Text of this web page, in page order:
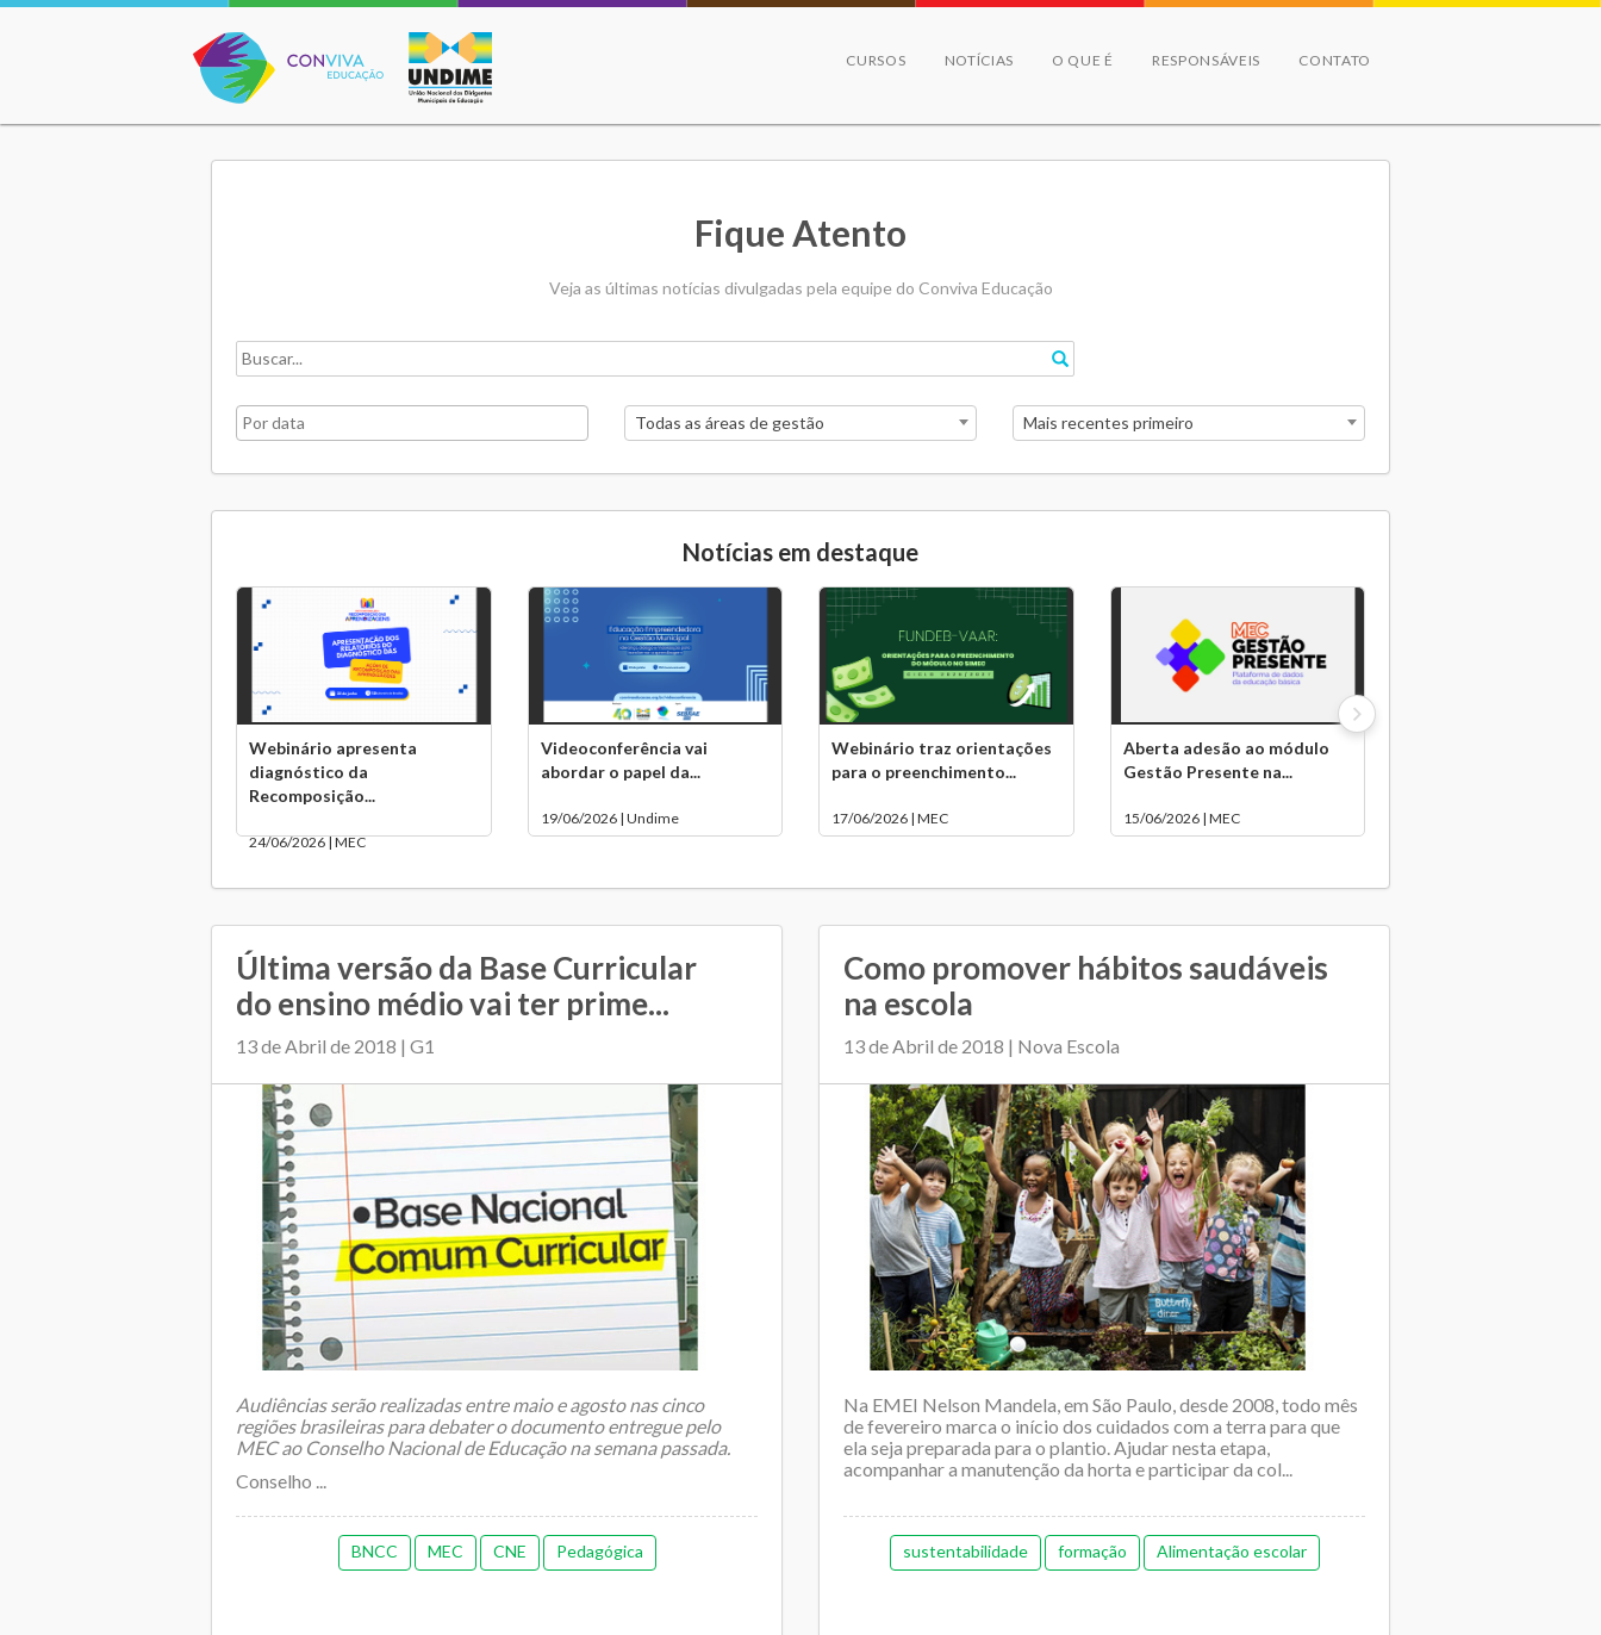
Conviva Educação
CURSOS NOTÍCIAS O QUE É RESPONSÁVEIS CONTATO
Fique Atento
Veja as últimas notícias divulgadas pela equipe do Conviva Educação
Todas as áreas de gestão Mais recentes primeiro
Notícias em destaque
Webinário apresenta
diagnóstico da
Recomposição...
24/06/2026 | MEC
Videoconferência vai
abordar o papel da...
19/06/2026 | Undime
Webinário traz orientações
para o preenchimento...
17/06/2026 | MEC
Aberta adesão ao módulo
Gestão Presente na...
15/06/2026 | MEC
Última versão da Base Curricular
do ensino médio vai ter prime...
13 de Abril de 2018 | G1
Audiências serão realizadas entre maio e agosto nas cinco
regiões brasileiras para debater o documento entregue pelo
MEC ao Conselho Nacional de Educação na semana passada.
Conselho ...
BNCC MEC CNE Pedagógica
Como promover hábitos saudáveis
na escola
13 de Abril de 2018 | Nova Escola
Na EMEI Nelson Mandela, em São Paulo, desde 2008, todo mês
de fevereiro marca o início dos cuidados com a terra para que
ela seja preparada para o plantio. Ajudar nesta etapa,
acompanhar a manutenção da horta e participar da col...
sustentabilidade formação Alimentação escolar